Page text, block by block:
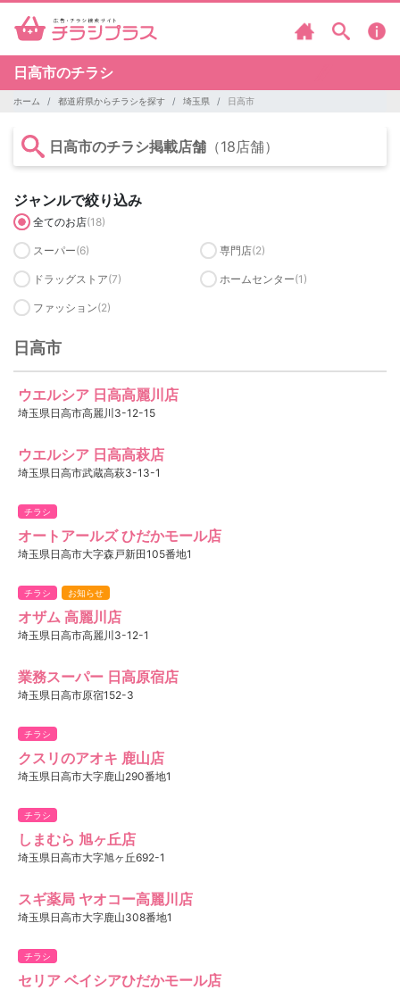
日高市のチラシ
ホーム 都道府県からチラシを探す 埼玉県 日高市
日高市のチラシ掲載店舗 （18店舗）
ジャンルで絞り込み
全てのお店(18)
スーパー(6) 専門店(2)
ドラッグストア(7) ホームセンター(1)
ファッション(2)
日高市
ウエルシア 日高高麗川店
埼玉県日高市高麗川3-12-15
ウエルシア 日高高萩店
埼玉県日高市武蔵高萩3-13-1
チラシ
オートアールズ ひだかモール店
埼玉県日高市大字森戸新田105番地1
チラシ お知らせ
オザム 高麗川店
埼玉県日高市高麗川3-12-1
業務スーパー 日高原宿店
埼玉県日高市原宿152-3
チラシ
クスリのアオキ 鹿山店
埼玉県日高市大字鹿山290番地1
チラシ
しまむら 旭ヶ丘店
埼玉県日高市大字旭ヶ丘692-1
スギ薬局 ヤオコー高麗川店
埼玉県日高市大字鹿山308番地1
チラシ
セリア ベイシアひだかモール店